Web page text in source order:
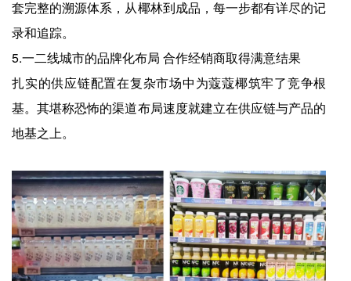
套完整的溯源体系，从椰林到成品，每一步都有详尽的记
录和追踪。
5.一二线城市的品牌化布局 合作经销商取得满意结果
扎实的供应链配置在复杂市场中为蔻蔻椰筑牢了竞争根
基。其堪称恐怖的渠道布局速度就建立在供应链与产品的
地基之上。